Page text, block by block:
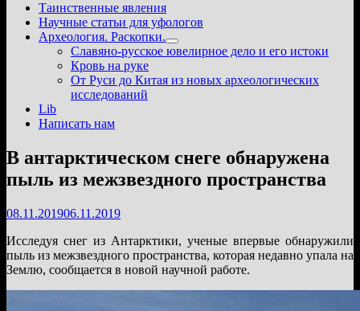
Таинственные явления
Научные статьи для уфологов
Археология. Раскопки.
Показать
подменю
Славяно-русское ювелирное дело и его истоки
Кровь на руке
От Руси до Китая из новых археологических
исследований
Lib
Написать нам
В антарктическом снеге обнаружена
пыль из межзвездного пространства
08.11.201906.11.2019
Исследуя снег из Антарктики, ученые впервые обнаружили
пыль из межзвездного пространства, которая недавно упала на
Землю, сообщается в новой научной работе.